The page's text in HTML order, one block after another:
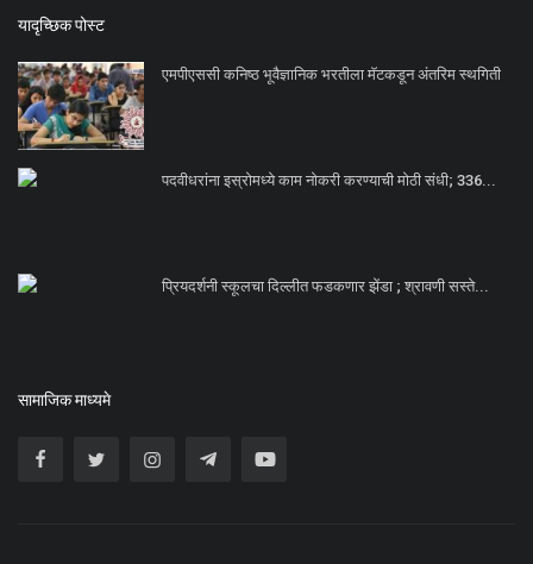
यादृच्छिक पोस्ट
एमपीएससी कनिष्ठ भूवैज्ञानिक भरतीला मॅटकडून अंतरिम स्थगिती
पदवीधरांना इस्रोमध्ये काम नोकरी करण्याची मोठी संधी; 336...
प्रियदर्शनी स्कूलचा दिल्लीत फडकणार झेंडा ; श्रावणी सस्ते...
सामाजिक माध्यमे